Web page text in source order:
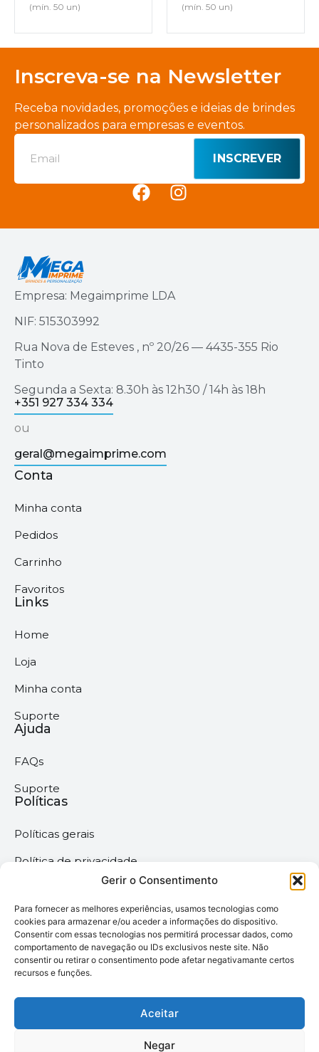
Gerir o Consentimento
Para fornecer as melhores experiências, usamos tecnologias como
cookies para armazenar e/ou aceder a informações do dispositivo.
Consentir com essas tecnologias nos permitirá processar dados, como
comportamento de navegação ou IDs exclusivos neste site. Não
consentir ou retirar o consentimento pode afetar negativamante certos
recursos e funções.
Aceitar
Negar
(mín. 50 un) (mín. 50 un)
Inscreva-se na Newsletter
Receba novidades, promoções e ideias de brindes
personalizados para empresas e eventos.
INSCREVER
Empresa: Megaimprime LDA
NIF: 515303992
Rua Nova de Esteves , nº 20/26 — 4435-355 Rio
Tinto
Segunda a Sexta: 8.30h às 12h30 / 14h às 18h
+351 927 334 334
ou
geral@megaimprime.com
Conta
Minha conta
Pedidos
Carrinho
Favoritos
Links
Home
Loja
Minha conta
Suporte
Ajuda
FAQs
Suporte
Políticas
Políticas gerais
Política de privacidade
Termos & Condições
Política de cookies
Megaimprime © 2025 |
Todos os Direitos